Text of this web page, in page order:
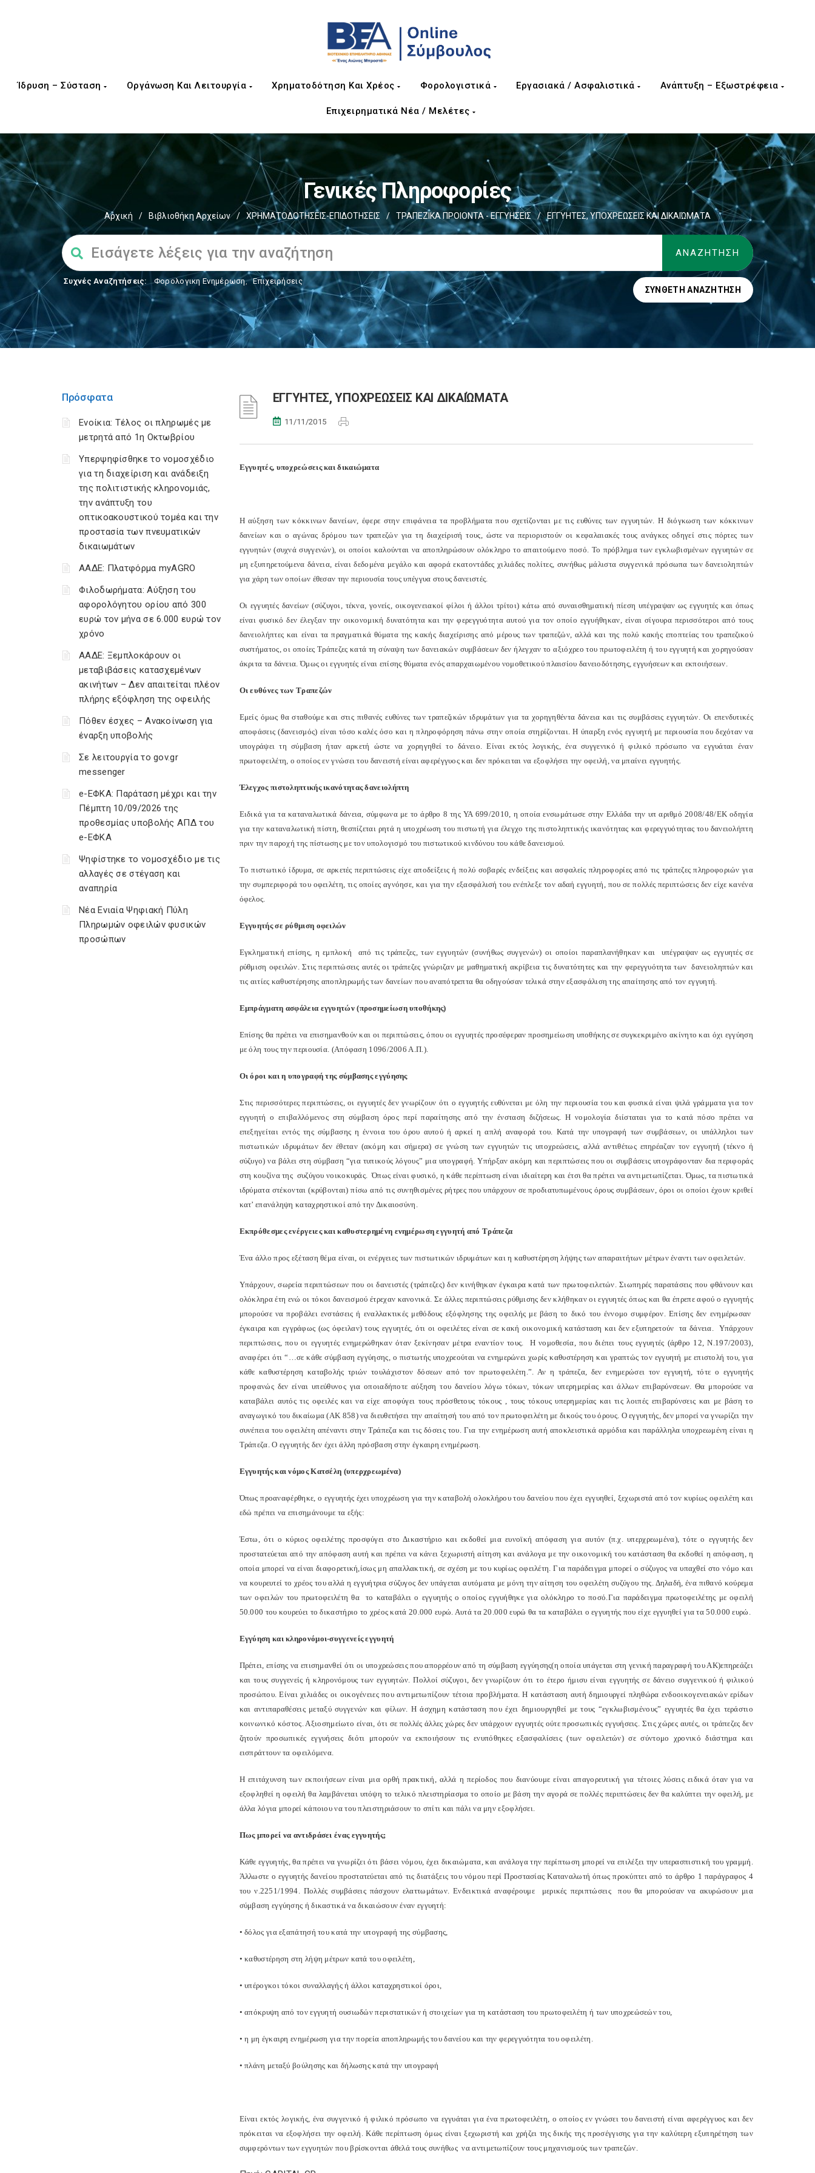
Ίδρυση – Σύσταση Οργάνωση Και Λειτουργία Χρηματοδότηση Και Χρέος Φορολογιστικά Εργασιακά / Ασφαλιστικά Ανάπτυξη – Εξωστρέφεια
Επιχειρηματικά Νέα / Μελέτες
Γενικές Πληροφορίες
Αρχική / Βιβλιοθήκη Αρχείων / ΧΡΗΜΑΤΟΔΟΤΗΣΕΙΣ-ΕΠΙΔΟΤΗΣΕΙΣ / ΤΡΑΠΕΖΙΚΑ ΠΡΟΙΟΝΤΑ - ΕΓΓΥΗΣΕΙΣ / ΕΓΓΥΗΤΕΣ, ΥΠΟΧΡΕΩΣΕΙΣ ΚΑΙ ΔΙΚΑΙΏΜΑΤΑ
Συχνές Αναζητήσεις: Φορολογικη Ενημέρωση, Επιχειρήσεις
ΣΎΝΘΕΤΗ ΑΝΑΖΉΤΗΣΗ
Πρόσφατα
Ενοίκια: Τέλος οι πληρωμές με
μετρητά από 1η Οκτωβρίου
Υπερψηφίσθηκε το νομοσχέδιο
για τη διαχείριση και ανάδειξη
της πολιτιστικής κληρονομιάς,
την ανάπτυξη του
οπτικοακουστικού τομέα και την
προστασία των πνευματικών
δικαιωμάτων
ΑΑΔΕ: Πλατφόρμα myAGRO
Φιλοδωρήματα: Αύξηση του
αφορολόγητου ορίου από 300
ευρώ τον μήνα σε 6.000 ευρώ τον
χρόνο
ΑΑΔΕ: Ξεμπλοκάρουν οι
μεταβιβάσεις κατασχεμένων
ακινήτων – Δεν απαιτείται πλέον
πλήρης εξόφληση της οφειλής
Πόθεν έσχες – Ανακοίνωση για
έναρξη υποβολής
Σε λειτουργία το gov.gr
messenger
e-ΕΦΚΑ: Παράταση μέχρι και την
Πέμπτη 10/09/2026 της
προθεσμίας υποβολής ΑΠΔ του
e-ΕΦΚΑ
Ψηφίστηκε το νομοσχέδιο με τις
αλλαγές σε στέγαση και
αναπηρία
Νέα Ενιαία Ψηφιακή Πύλη
Πληρωμών οφειλών φυσικών
προσώπων
ΕΓΓΥΗΤΕΣ, ΥΠΟΧΡΕΩΣΕΙΣ ΚΑΙ ΔΙΚΑΙΏΜΑΤΑ
11/11/2015
Εγγυητές, υποχρεώσεις και δικαιώματα
Η αύξηση των κόκκινων δανείων, έφερε στην επιφάνεια τα προβλήματα που σχετίζονται με τις ευθύνες των εγγυητών. Η διόγκωση των κόκκινων
δανείων και ο αγώνας δρόμου των τραπεζών για τη διαχείρισή τους, ώστε να περιοριστούν οι κεφαλαιακές τους ανάγκες οδηγεί στις πόρτες των
εγγυητών (συχνά συγγενών), οι οποίοι καλούνται να αποπληρώσουν ολόκληρο το απαιτούμενο ποσό. Το πρόβλημα των εγκλωβισμένων εγγυητών σε
μη εξυπηρετούμενα δάνεια, είναι δεδομένα μεγάλο και αφορά εκατοντάδες χιλιάδες πολίτες, συνήθως μάλιστα συγγενικά πρόσωπα των δανειοληπτών
για χάρη των οποίων έθεσαν την περιουσία τους υπέγγυα στους δανειστές.
Οι εγγυητές δανείων (σύζυγοι, τέκνα, γονείς, οικογενειακοί φίλοι ή άλλοι τρίτοι) κάτω από συναισθηματική πίεση υπέγραψαν ως εγγυητές και όπως
είναι φυσικό δεν έλεγξαν την οικονομική δυνατότητα και την φερεγγυότητα αυτού για τον οποίο εγγυήθηκαν, είναι σίγουρα περισσότεροι από τους
δανειολήπτες και είναι τα πραγματικά θύματα της κακής διαχείρισης από μέρους των τραπεζών, αλλά και της πολύ κακής εποπτείας του τραπεζικού
συστήματος, οι οποίες Τράπεζες κατά τη σύναψη των δανειακών συμβάσεων δεν ήλεγχαν το αξιόχρεο του πρωτοφειλέτη ή του εγγυητή και χορηγούσαν
άκριτα τα δάνεια. Όμως οι εγγυητές είναι επίσης θύματα ενός απαρχαιωμένου νομοθετικού πλαισίου δανειοδότησης, εγγυήσεων και εκποιήσεων.
Οι ευθύνες των Τραπεζών
Εμείς όμως θα σταθούμε και στις πιθανές ευθύνες των τραπεζικών ιδρυμάτων για τα χορηγηθέντα δάνεια και τις συμβάσεις εγγυητών. Οι επενδυτικές
αποφάσεις (δανεισμός) είναι τόσο καλές όσο και η πληροφόρηση πάνω στην οποία στηρίζονται. Η ύπαρξη ενός εγγυητή με περιουσία που δεχόταν να
υπογράψει τη σύμβαση ήταν αρκετή ώστε να χορηγηθεί το δάνειο. Είναι εκτός λογικής, ένα συγγενικό ή φιλικό πρόσωπο να εγγυάται έναν
πρωτοφειλέτη, ο οποίος εν γνώσει του δανειστή είναι αφερέγγυος και δεν πρόκειται να εξοφλήσει την οφειλή, να μπαίνει εγγυητής.
Έλεγχος πιστοληπτικής ικανότητας δανειολήπτη
Ειδικά για τα καταναλωτικά δάνεια, σύμφωνα με το άρθρο 8 της ΥΑ 699/2010, η οποία ενσωμάτωσε στην Ελλάδα την υπ αριθμό 2008/48/ΕΚ οδηγία
για την καταναλωτική πίστη, θεσπίζεται ρητά η υποχρέωση του πιστωτή για έλεγχο της πιστοληπτικής ικανότητας και φερεγγυότητας του δανειολήπτη
πριν την παροχή της πίστωσης με τον υπολογισμό του πιστωτικού κινδύνου του κάθε δανεισμού.
Tο πιστωτικό ίδρυμα, σε αρκετές περιπτώσεις είχε αποδείξεις ή πολύ σοβαρές ενδείξεις και ασφαλείς πληροφορίες από τις τράπεζες πληροφοριών για
την συμπεριφορά του οφειλέτη, τις οποίες αγνόησε, και για την εξασφάλισή του ενέπλεξε τον αδαή εγγυητή, που σε πολλές περιπτώσεις δεν είχε κανένα
όφελος.
Εγγυητής σε ρύθμιση οφειλών
Εγκληματική επίσης, η εμπλοκή από τις τράπεζες, των εγγυητών (συνήθως συγγενών) οι οποίοι παραπλανήθηκαν και υπέγραψαν ως εγγυητές σε
ρύθμιση οφειλών. Στις περιπτώσεις αυτές οι τράπεζες γνώριζαν με μαθηματική ακρίβεια τις δυνατότητες και την φερεγγυότητα των δανειοληπτών και
τις αιτίες καθυστέρησης αποπληρωμής των δανείων που αναπότρεπτα θα οδηγούσαν τελικά στην εξασφάλιση της απαίτησης από τον εγγυητή.
Εμπράγματη ασφάλεια εγγυητών (προσημείωση υποθήκης)
Επίσης θα πρέπει να επισημανθούν και οι περιπτώσεις, όπου οι εγγυητές προσέφεραν προσημείωση υποθήκης σε συγκεκριμένο ακίνητο και όχι εγγύηση
με όλη τους την περιουσία. (Απόφαση 1096/2006 Α.Π.).
Οι όροι και η υπογραφή της σύμβασης εγγύησης
Στις περισσότερες περιπτώσεις, οι εγγυητές δεν γνωρίζουν ότι ο εγγυητής ευθύνεται με όλη την περιουσία του και φυσικά είναι ψιλά γράμματα για τον
εγγυητή ο επιβαλλόμενος στη σύμβαση όρος περί παραίτησης από την ένσταση διζήσεως. Η νομολογία διίσταται για το κατά πόσο πρέπει να
επεξηγείται εντός της σύμβασης η έννοια του όρου αυτού ή αρκεί η απλή αναφορά του. Κατά την υπογραφή των συμβάσεων, οι υπάλληλοι των
πιστωτικών ιδρυμάτων δεν έθεταν (ακόμη και σήμερα) σε γνώση των εγγυητών τις υποχρεώσεις, αλλά αντιθέτως επηρέαζαν τον εγγυητή (τέκνο ή
σύζυγο) να βάλει στη σύμβαση “για τυπικούς λόγους” μια υπογραφή. Υπήρξαν ακόμη και περιπτώσεις που οι συμβάσεις υπογράφονταν δια περιφοράς
στη κουζίνα της συζύγου νοικοκυράς. Όπως είναι φυσικό, η κάθε περίπτωση είναι ιδιαίτερη και έτσι θα πρέπει να αντιμετωπίζεται. Όμως, τα πιστωτικά
ιδρύματα στέκονται (κρύβονται) πίσω από τις συνηθισμένες ρήτρες που υπάρχουν σε προδιατυπωμένους όρους συμβάσεων, όροι οι οποίοι έχουν κριθεί
κατ’ επανάληψη καταχρηστικοί από την Δικαιοσύνη.
Εκπρόθεσμες ενέργειες και καθυστερημένη ενημέρωση εγγυητή από Τράπεζα
Ένα άλλο προς εξέταση θέμα είναι, οι ενέργειες των πιστωτικών ιδρυμάτων και η καθυστέρηση λήψης των απαραιτήτων μέτρων έναντι των οφειλετών.
Υπάρχουν, σωρεία περιπτώσεων που οι δανειστές (τράπεζες) δεν κινήθηκαν έγκαιρα κατά των πρωτοφειλετών. Σιωπηρές παρατάσεις που φθάνουν και
ολόκληρα έτη ενώ οι τόκοι δανεισμού έτρεχαν κανονικά. Σε άλλες περιπτώσεις ρύθμισης δεν κλήθηκαν οι εγγυητές όπως και θα έπρεπε αφού ο εγγυητής
μπορούσε να προβάλει ενστάσεις ή εναλλακτικές μεθόδους εξόφλησης της οφειλής με βάση το δικό του έννομο συμφέρον. Επίσης δεν ενημέρωσαν
έγκαιρα και εγγράφως (ως όφειλαν) τους εγγυητές, ότι οι οφειλέτες είναι σε κακή οικονομική κατάσταση και δεν εξυπηρετούν τα δάνεια. Υπάρχουν
περιπτώσεις, που οι εγγυητές ενημερώθηκαν όταν ξεκίνησαν μέτρα εναντίον τους. Η νομοθεσία, που διέπει τους εγγυητές (άρθρο 12, Ν.197/2003),
αναφέρει ότι “…σε κάθε σύμβαση εγγύησης, ο πιστωτής υποχρεούται να ενημερώνει χωρίς καθυστέρηση και γραπτώς τον εγγυητή με επιστολή του, για
κάθε καθυστέρηση καταβολής τριών τουλάχιστον δόσεων από τον πρωτοφειλέτη.”. Αν η τράπεζα, δεν ενημερώσει τον εγγυητή, τότε ο εγγυητής
προφανώς δεν είναι υπεύθυνος για οποιαδήποτε αύξηση του δανείου λόγω τόκων, τόκων υπερημερίας και άλλων επιβαρύνσεων. Θα μπορούσε να
καταβάλει αυτός τις οφειλές και να είχε αποφύγει τους πρόσθετους τόκους , τους τόκους υπερημερίας και τις λοιπές επιβαρύνσεις και με βάση το
αναγωγικό του δικαίωμα (ΑΚ 858) να διευθετήσει την απαίτησή του από τον πρωτοφειλέτη με δικούς του όρους. Ο εγγυητής, δεν μπορεί να γνωρίζει την
συνέπεια του οφειλέτη απέναντι στην Τράπεζα και τις δόσεις του. Για την ενημέρωση αυτή αποκλειστικά αρμόδια και παράλληλα υποχρεωμένη είναι η
Τράπεζα. Ο εγγυητής δεν έχει άλλη πρόσβαση στην έγκαιρη ενημέρωση.
Εγγυητής και νόμος Κατσέλη (υπερχρεωμένα)
Όπως προαναφέρθηκε, ο εγγυητής έχει υποχρέωση για την καταβολή ολοκλήρου του δανείου που έχει εγγυηθεί, ξεχωριστά από τον κυρίως οφειλέτη και
εδώ πρέπει να επισημάνουμε τα εξής:
Έστω, ότι ο κύριος οφειλέτης προσφύγει στο Δικαστήριο και εκδοθεί μια ευνοϊκή απόφαση για αυτόν (π.χ. υπερχρεωμένα), τότε ο εγγυητής δεν
προστατεύεται από την απόφαση αυτή και πρέπει να κάνει ξεχωριστή αίτηση και ανάλογα με την οικονομική του κατάσταση θα εκδοθεί η απόφαση, η
οποία μπορεί να είναι διαφορετική,ίσως μη απαλλακτική, σε σχέση με του κυρίως οφειλέτη. Για παράδειγμα μπορεί ο σύζυγος να υπαχθεί στο νόμο και
να κουρευτεί το χρέος του αλλά η εγγυήτρια σύζυγος δεν υπάγεται αυτόματα με μόνη την αίτηση του οφειλέτη συζύγου της. Δηλαδή, ένα πιθανό κούρεμα
των οφειλών του πρωτοφειλέτη θα το καταβάλει ο εγγυητής ο οποίος εγγυήθηκε για ολόκληρο το ποσό.Για παράδειγμα πρωτοφειλέτης με οφειλή
50.000 του κουρεύει το δικαστήριο το χρέος κατά 20.000 ευρώ. Αυτά τα 20.000 ευρώ θα τα καταβάλει ο εγγυητής που είχε εγγυηθεί για τα 50.000 ευρώ.
Εγγύηση και κληρονόμοι-συγγενείς εγγυητή
Πρέπει, επίσης να επισημανθεί ότι οι υποχρεώσεις που απορρέουν από τη σύμβαση εγγύησης(η οποία υπάγεται στη γενική παραγραφή του ΑΚ)επηρεάζει
και τους συγγενείς ή κληρονόμους των εγγυητών. Πολλοί σύζυγοι, δεν γνωρίζουν ότι το έτερο ήμισυ είναι εγγυητής σε δάνειο συγγενικού ή φιλικού
προσώπου. Είναι χιλιάδες οι οικογένειες που αντιμετωπίζουν τέτοια προβλήματα. Η κατάσταση αυτή δημιουργεί πληθώρα ενδοοικογενειακών ερίδων
και αντιπαραθέσεις μεταξύ συγγενών και φίλων. Η άσχημη κατάσταση που έχει δημιουργηθεί με τους “εγκλωβισμένους” εγγυητές θα έχει τεράστιο
κοινωνικό κόστος. Αξιοσημείωτο είναι, ότι σε πολλές άλλες χώρες δεν υπάρχουν εγγυητές ούτε προσωπικές εγγυήσεις. Στις χώρες αυτές, οι τράπεζες δεν
ζητούν προσωπικές εγγυήσεις διότι μπορούν να εκποιήσουν τις ενυπόθηκες εξασφαλίσεις (των οφειλετών) σε σύντομο χρονικό διάστημα και
εισπράττουν τα οφειλόμενα.
Η επιτάχυνση των εκποιήσεων είναι μια ορθή πρακτική, αλλά η περίοδος που διανύουμε είναι απαγορευτική για τέτοιες λύσεις ειδικά όταν για να
εξοφληθεί η οφειλή θα λαμβάνεται υπόψη το τελικό πλειστηρίασμα το οποίο με βάση την αγορά σε πολλές περιπτώσεις δεν θα καλύπτει την οφειλή, με
άλλα λόγια μπορεί κάποιου να του πλειστηριάσουν το σπίτι και πάλι να μην εξοφλήσει.
Πως μπορεί να αντιδράσει ένας εγγυητής;
Κάθε εγγυητής, θα πρέπει να γνωρίζει ότι βάσει νόμου, έχει δικαιώματα, και ανάλογα την περίπτωση μπορεί να επιλέξει την υπερασπιστική του γραμμή.
Άλλωστε ο εγγυητής δανείου προστατεύεται από τις διατάξεις του νόμου περί Προστασίας Καταναλωτή όπως προκύπτει από το άρθρο 1 παράγραφος 4
του ν.2251/1994. Πολλές συμβάσεις πάσχουν ελαττωμάτων. Ενδεικτικά αναφέρουμε μερικές περιπτώσεις που θα μπορούσαν να ακυρώσουν μια
σύμβαση εγγύησης ή δικαστικά να δικαιώσουν έναν εγγυητή:
• δόλος για εξαπάτησή του κατά την υπογραφή της σύμβασης,
• καθυστέρηση στη λήψη μέτρων κατά του οφειλέτη,
• υπέρογκοι τόκοι συναλλαγής ή άλλοι καταχρηστικοί όροι,
• απόκρυψη από τον εγγυητή ουσιωδών περιστατικών ή στοιχείων για τη κατάσταση του πρωτοφειλέτη ή των υποχρεώσεών του,
• η μη έγκαιρη ενημέρωση για την πορεία αποπληρωμής του δανείου και την φερεγγυότητα του οφειλέτη.
• πλάνη μεταξύ βούλησης και δήλωσης κατά την υπογραφή
Είναι εκτός λογικής, ένα συγγενικό ή φιλικό πρόσωπο να εγγυάται για ένα πρωτοφειλέτη, ο οποίος εν γνώσει του δανειστή είναι αφερέγγυος και δεν
πρόκειται να εξοφλήσει την οφειλή. Κάθε περίπτωση όμως είναι ξεχωριστή και χρήζει της δικής της προσέγγισης για την καλύτερη εξυπηρέτηση των
συμφερόντων των εγγυητών που βρίσκονται άθελά τους συνήθως να αντιμετωπίζουν τους μηχανισμούς των τραπεζών.